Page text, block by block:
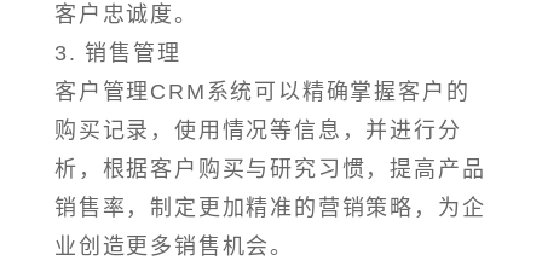
客户忠诚度。
3. 销售管理
客户管理CRM系统可以精确掌握客户的
购买记录，使用情况等信息，并进行分
析，根据客户购买与研究习惯，提高产品
销售率，制定更加精准的营销策略，为企
业创造更多销售机会。